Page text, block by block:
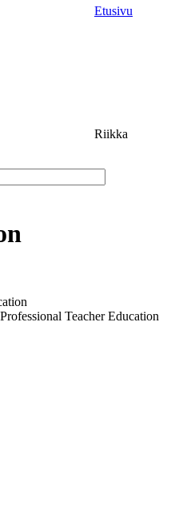
Etusivu
Riikka
Teacher Education